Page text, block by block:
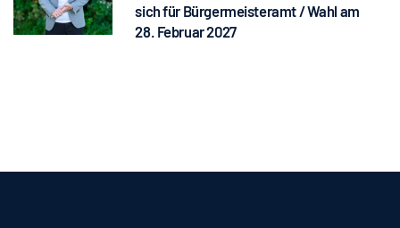
sich für Bürgermeisteramt / Wahl am
28. Februar 2027